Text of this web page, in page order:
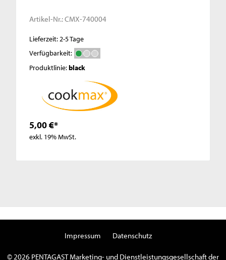
Artikel-Nr.:CMX-740004
Lieferzeit: 2-5 Tage
Verfügbarkeit:
Produktlinie:black
5,00 €*
exkl. 19% MwSt.
© 2026 PENTAGAST Marketing- und Dienstleistungsgesellschaft der
Impressum Datenschutz